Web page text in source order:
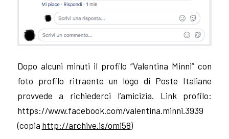
Dopo alcuni minuti il profilo “Valentina Minni” con
foto profilo ritraente un logo di Poste Italiane
provvede a richiederci l’amicizia. Link profilo:
https://www.facebook.com/valentina.minni.3939
(copia http://archive.is/omi58)